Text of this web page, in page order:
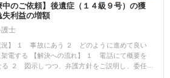
るため,自賠責保険共済紛争処理機構への申立を
実施する 等級は変わらなかったものの,ご依頼者
ることができ,交渉の結果当該等級のほぼ上限
料を相手方保険会社から無事支払ってもらうこ
加入していたため,実質無料で弁護士を依頼でき
後遺障害の等級につき争った事案です 最終的
にはならなかったものの,徹底的に調査のうえ
中のご依頼】後遺症（１４級９号）の獲
失利益の増額
士
況】 １ 事故にあう ２ どのように進めて良い
電する 【解決への流れ】 １ 電話にて概要を
る ２ 図示しつつ、弁護方針をご説明し、委任